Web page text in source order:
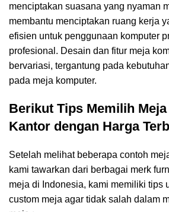
menciptakan suasana yang nyaman
membantu menciptakan ruang kerja
efisien untuk penggunaan komputer
profesional. Desain dan fitur meja
bervariasi, tergantung pada
pada meja komputer.
Berikut Tips Memilih
Kantor dengan Harga
Setelah melihat beberapa contoh
kami tawarkan dari berbagai merk
meja di Indonesia, kami memiliki tips
custom meja agar tidak salah dalam